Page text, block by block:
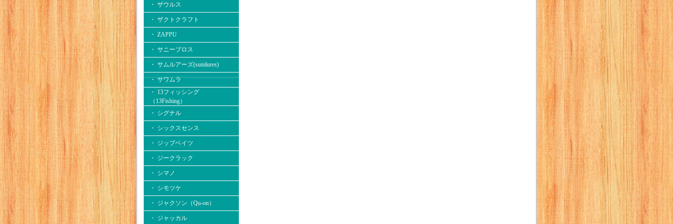
・ ザウルス
・ ザクトクラフト
・ ZAPPU
・ サニーブロス
・ サムルアーズ(sumlures)
・ サワムラ
・ 13フィッシング
（13Fishing）
・ シグナル
・ シックスセンス
・ ジップベイツ
・ ジークラック
・ シマノ
・ シモツケ
・ ジャクソン（Qu-on）
・ ジャッカル